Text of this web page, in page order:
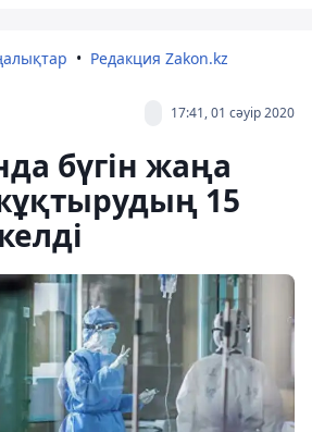
Редакция Zakon.kz
17:41, 01 сәуір 2020
бүгін жаңа
15